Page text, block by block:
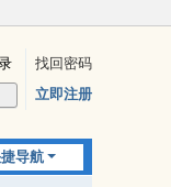
找回密码
立即注册
导航